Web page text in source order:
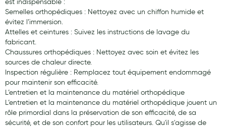
est indispensable :
Semelles orthopédiques : Nettoyez avec un chiffon humide et
évitez l’immersion.
Attelles et ceintures : Suivez les instructions de lavage du
fabricant.
Chaussures orthopédiques : Nettoyez avec soin et évitez les
sources de chaleur directe.
Inspection régulière : Remplacez tout équipement endommagé
pour maintenir son efficacité.
L’entretien et la maintenance du matériel orthopédique
L’entretien et la maintenance du matériel orthopédique jouent un
rôle primordial dans la préservation de son efficacité, de sa
sécurité, et de son confort pour les utilisateurs. Qu'il s'agisse de